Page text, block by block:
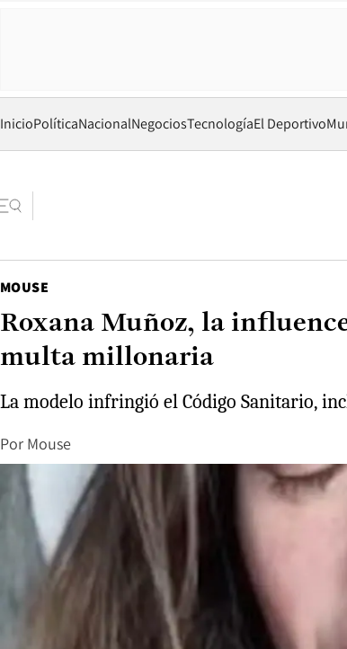
InicioPolíticaNacionalNegociosTecnologíaEl Deportivo
MOUSE
Roxana Muñoz, la
multa millonaria
La modelo infringió el Código Sanitario,
Por Mouse